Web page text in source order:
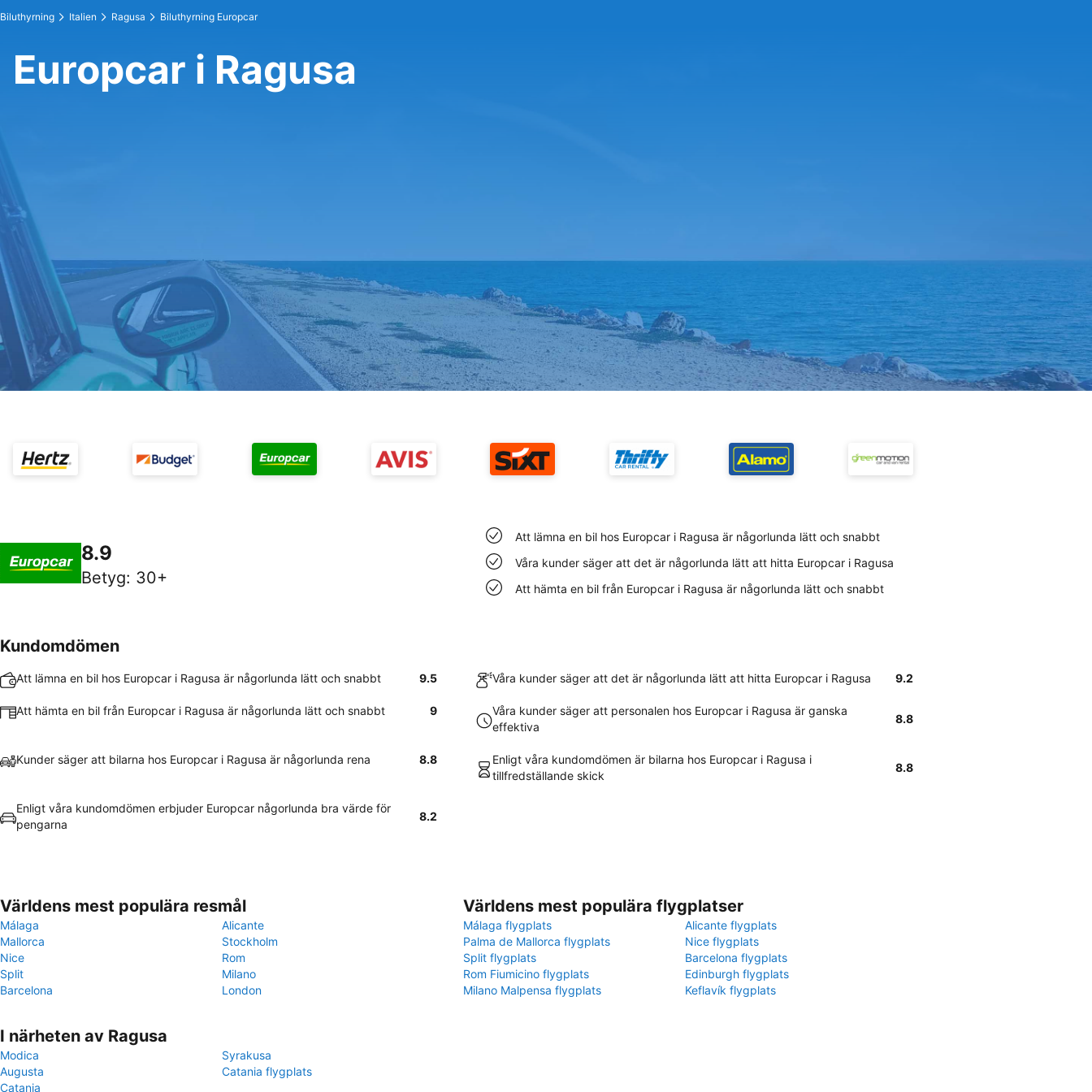
Biluthyrning Italien Ragusa Biluthyrning Europcar
Europcar i Ragusa
8.9
Betyg: 30+
Att lämna en bil hos Europcar i Ragusa är någorlunda lätt och snabbt
Våra kunder säger att det är någorlunda lätt att hitta Europcar i Ragusa
Att hämta en bil från Europcar i Ragusa är någorlunda lätt och snabbt
Kundomdömen
Att lämna en bil hos Europcar i Ragusa är någorlunda lätt och snabbt 9.5 Våra kunder säger att det är någorlunda lätt att hitta Europcar i Ragusa 9.2
Att hämta en bil från Europcar i Ragusa är någorlunda lätt och snabbt 9
Våra kunder säger att personalen hos Europcar i Ragusa är ganska
effektiva
8.8
Kunder säger att bilarna hos Europcar i Ragusa är någorlunda rena 8.8
Enligt våra kundomdömen är bilarna hos Europcar i Ragusa i
tillfredställande skick
8.8
Enligt våra kundomdömen erbjuder Europcar någorlunda bra värde för
pengarna
8.2
Världens mest populära resmål
Málaga
Alicante
Mallorca
Stockholm
Nice
Rom
Split
Milano
Barcelona
London
Världens mest populära flygplatser
Málaga flygplats
Alicante flygplats
Palma de Mallorca flygplats
Nice flygplats
Split flygplats
Barcelona flygplats
Rom Fiumicino flygplats
Edinburgh flygplats
Milano Malpensa flygplats
Keflavík flygplats
I närheten av Ragusa
Modica
Syrakusa
Augusta
Catania flygplats
Catania